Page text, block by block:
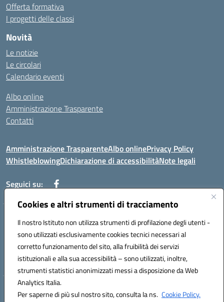
Cookies e altri strumenti di tracciamento
Il nostro Istituto non utilizza strumenti di profilazione degli utenti -
sono utilizzati esclusivamente cookies tecnici necessari al
corretto funzionamento del sito, alla fruibilità dei servizi
istituzionali e alla sua accessibilità – sono utilizzati, inoltre,
strumenti statistici anonimizzati messi a disposizione da Web
Analytics Italia.
Per saperne di più sul nostro sito, consulta la ns. Cookie Policy.
Offerta formativa
I progetti delle classi
Novità
Le notizie
Le circolari
Calendario eventi
Albo online
Amministrazione Trasparente
Contatti
Amministrazione TrasparenteAlbo onlinePrivacy Policy
WhistleblowingDichiarazione di accessibilitàNote legali
Seguici su:
Telefono: 0881814875
Mail: fgic86100g@istruzione.it PEC: fgic86100g@pec.istruzione.it
Codice univoco ufficio: UF0Y26 Codice IPA: istsc_fgic86100g
Codice meccanografico: FGIC86100G
Codice fiscale: 80030630711
Hosting & Powered by 3D Solution S.r.l.